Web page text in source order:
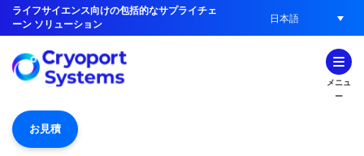
ライフサイエンス向けの包括的なサプライチェ
ーン ソリューション
日本語
メニュ
ー
お見積